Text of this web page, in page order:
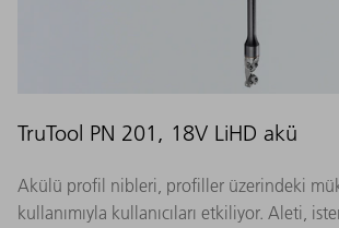
TruTool PN 201, 18V LiHD akü
Akülü profil nibleri, profiller üzerindeki
kullanımıyla kullanıcıları etkiliyor. Aleti,